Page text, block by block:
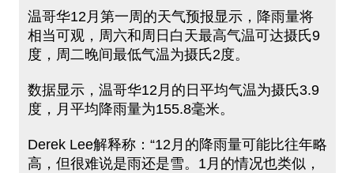
温哥华12月第一周的天气预报显示，降雨量将
相当可观，周六和周日白天最高气温可达摄氏9
度，周二晚间最低气温为摄氏2度。
数据显示，温哥华12月的日平均气温为摄氏3.9
度，月平均降雨量为155.8毫米。
Derek Lee解释称：“12月的降雨量可能比往年略
高，但很难说是雨还是雪。1月的情况也类似，